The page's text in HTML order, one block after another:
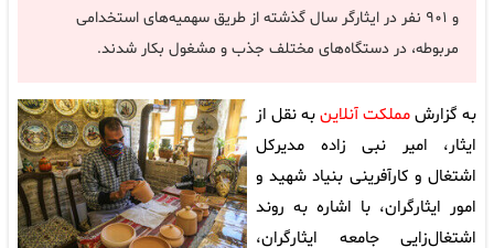
و ۹۰۱ نفر در ایثارگر سال گذشته از طریق سهمیه‌های استخدامی
مربوطه، در دستگاه‌های مختلف جذب و مشغول بکار شدند.
به گزارشمملکت آنلاینبه نقل از
ایثار، امیر نبی زاده مدیرکل
اشتغال و کارآفرینی بنیاد شهید و
امور ایثارگران، با اشاره به روند
اشتغال‌زایی جامعه ایثارگران،